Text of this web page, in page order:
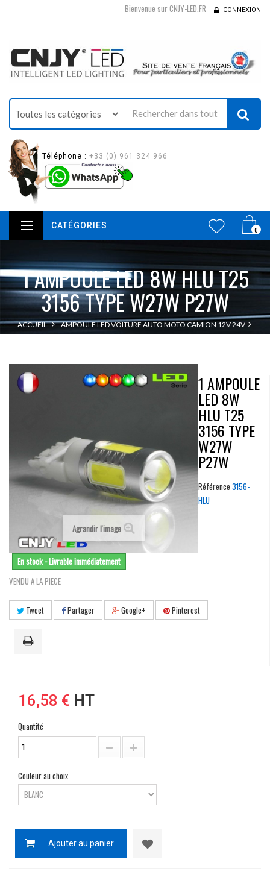
Bienvenue sur CNJY-LED.FR CONNEXION
Téléphone : +33 (0) 961 324 966
0
CATÉGORIES
1 AMPOULE LED 8W HLU T25
3156 TYPE W27W P27W
ACCUEIL
AMPOULE LED VOITURE AUTO MOTO CAMION 12V 24V
Agrandir l'image
1 AMPOULE
LED 8W
HLU T25
3156 TYPE
W27W
P27W
Référence 3156-
HLU
En stock - Livrable immédiatement
VENDU A LA PIECE
Tweet Partager Google+ Pinterest
16,58 € HT
Quantité
Couleur au choix
Ajouter au panier